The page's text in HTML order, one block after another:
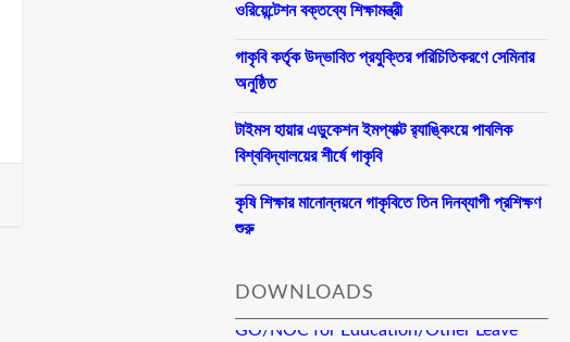
ওরিয়েন্টেশন বক্তব্যে শিক্ষামন্ত্রী
গাকৃবি কর্তৃক উদ্ভাবিত প্রযুক্তির পরিচিতিকরণে সেমিনার
অনুষ্ঠিত
টাইমস হায়ার এডুকেশন ইমপ্যাক্ট র‍্যাঙ্কিংয়ে পাবলিক
বিশ্ববিদ্যালয়ের শীর্ষে গাকৃবি
কৃষি শিক্ষার মানোন্নয়নে গাকৃবিতে তিন দিনব্যাপী প্রশিক্ষণ
শুরু
DOWNLOADS
GO/NOC for Education/Other Leave